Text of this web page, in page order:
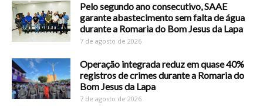
Pelo segundo ano consecutivo, SAAE
garante abastecimento sem falta de água
durante a Romaria do Bom Jesus da Lapa
7 de agosto de 2026
Operação integrada reduz em quase 40%
registros de crimes durante a Romaria do
Bom Jesus da Lapa
7 de agosto de 2026